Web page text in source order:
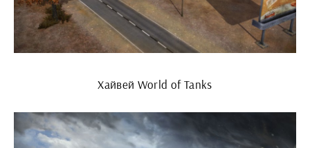
Хайвей World of Tanks